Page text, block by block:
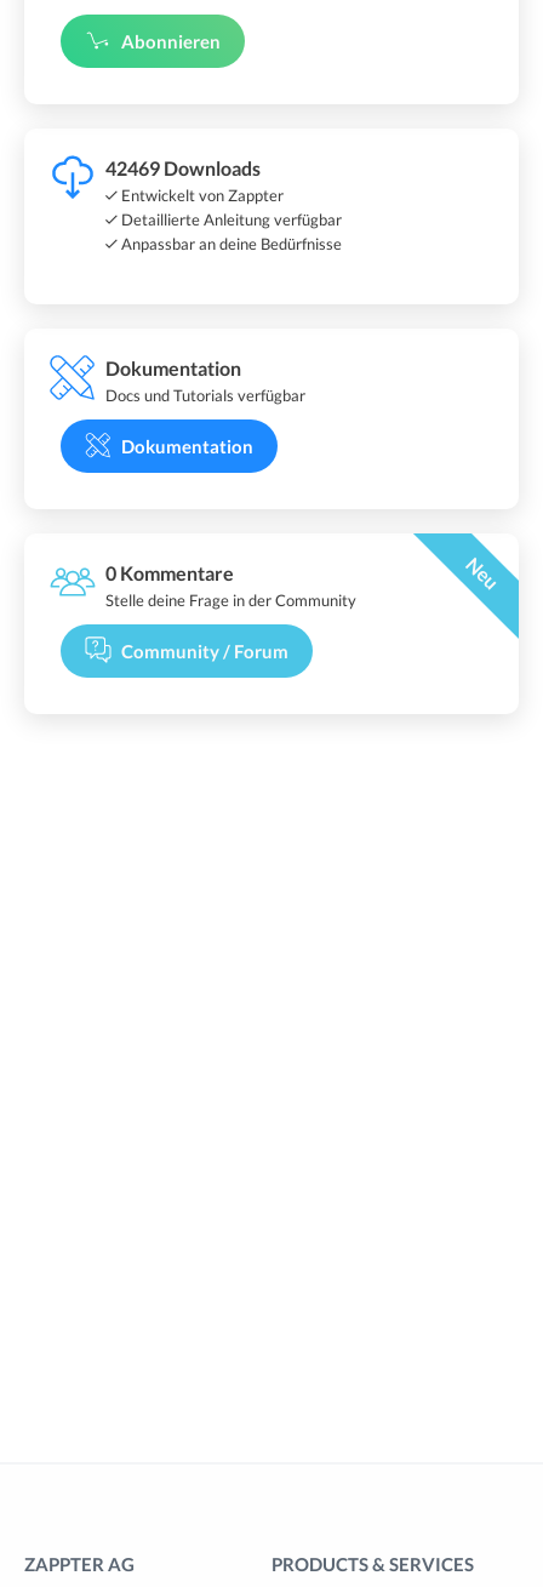
Abonnieren
42469 Downloads
Entwickelt von Zappter
Detaillierte Anleitung verfügbar
Anpassbar an deine Bedürfnisse
Dokumentation
Docs und Tutorials verfügbar
Dokumentation
0 Kommentare Neu
Stelle deine Frage in der Community
Community / Forum
ZAPPTER AG
PRODUCTS & SERVICES